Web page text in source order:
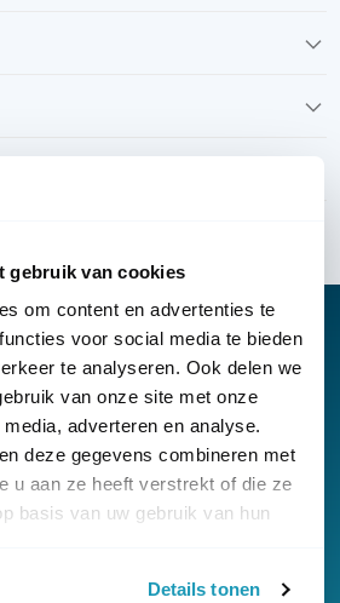
gebruik van cookies
om content en advertenties te
voor social media te bieden
te analyseren. Ook delen we
van onze site met onze
adverteren en analyse.
deze gegevens combineren met
u aan ze heeft verstrekt of die ze
basis van uw gebruik van hun
Details tonen
Nieuwsbrief
Klantenservice